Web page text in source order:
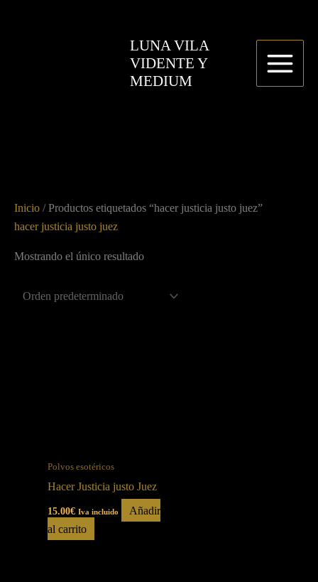
LUNA VILA
VIDENTE Y
MEDIUM
i
m
o
c
i
Inicio / Productos etiquetados “hacer justicia justo juez”
hacer justicia justo juez
Mostrando el único resultado
Polvos esotéricos
Hacer Justicia justo Juez
15.00€ Iva incluido
Añadir
al carrito